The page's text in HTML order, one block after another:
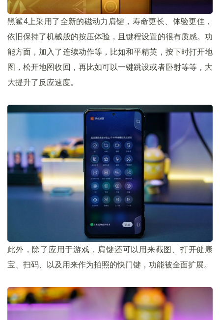
黑鲨4上采用了全新的磁动力肩键，寿命更长、体验更佳，
依旧保持了机械般的按压体验，且键程设置的很有质感。功
能方面，加入了连续动作等，比如和平精英，按下时打开地
图，松开地图收回，再比如可以一键跳设或者卧射等等，大
大提升了反应速度。
此外，除了应用于游戏，肩键还可以用来截图、打开健康
宝、扫码、以及用来作为拍照的快门键，功能被全面扩展。